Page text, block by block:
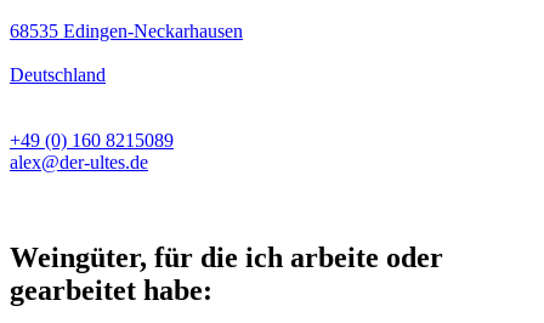
68535 Edingen-Neckarhausen
Deutschland
+49 (0) 160 8215089
alex@der-ultes.de
Weingüter, für die ich arbeite oder
gearbeitet habe: